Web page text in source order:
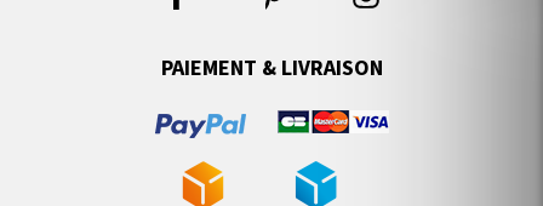
PAIEMENT & LIVRAISON